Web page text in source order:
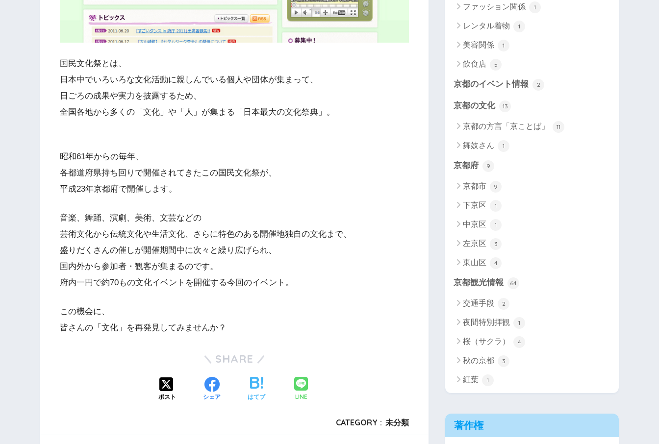
国民文化祭とは、
日本中でいろいろな文化活動に親しんでいる個人や団体が集まって、
日ごろの成果や実力を披露するため、
全国各地から多くの「文化」や「人」が集まる「日本最大の文化祭典」。
昭和61年からの毎年、
各都道府県持ち回りで開催されてきたこの国民文化祭が、
平成23年京都府で開催します。
音楽、舞踊、演劇、美術、文芸などの
芸術文化から伝統文化や生活文化、さらに特色のある開催地独自の文化まで、
盛りだくさんの催しが開催期間中に次々と繰り広げられ、
国内外から参加者・観客が集まるのです。
府内一円で約70もの文化イベントを開催する今回のイベント。
この機会に、
皆さんの「文化」を再発見してみませんか？
SHARE
ポスト シェア はてブ LINE
CATEGORY : 未分類
ファッション関係 1
レンタル着物 1
美容関係 1
飲食店 5
京都のイベント情報 2
京都の文化 13
京都の方言「京ことば」 11
舞妓さん 1
京都府 9
京都市 9
下京区 1
中京区 1
左京区 3
東山区 4
京都観光情報 64
交通手段 2
夜間特別拝観 1
桜（サクラ） 4
秋の京都 3
紅葉 1
著作権